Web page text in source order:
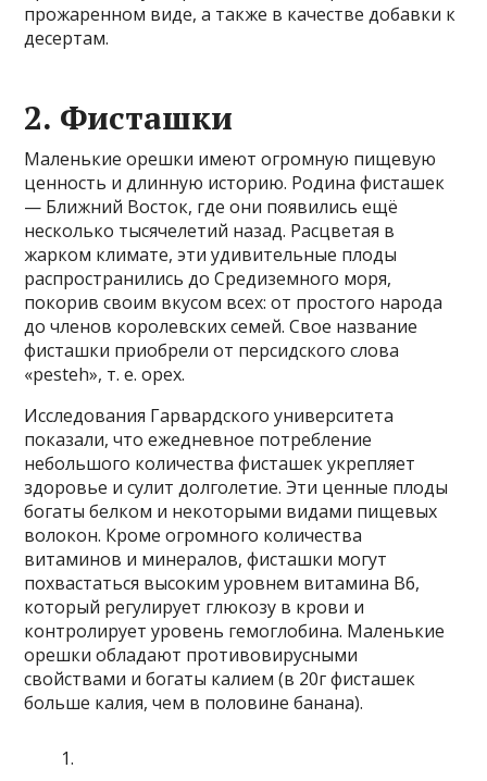
прожаренном виде, а также в качестве добавки к
десертам.
2. Фисташки
Маленькие орешки имеют огромную пищевую
ценность и длинную историю. Родина фисташек
— Ближний Восток, где они появились ещё
несколько тысячелетий назад. Расцветая в
жарком климате, эти удивительные плоды
распространились до Средиземного моря,
покорив своим вкусом всех: от простого народа
до членов королевских семей. Свое название
фисташки приобрели от персидского слова
«pesteh», т. е. орех.
Исследования Гарвардского университета
показали, что ежедневное потребление
небольшого количества фисташек укрепляет
здоровье и сулит долголетие. Эти ценные плоды
богаты белком и некоторыми видами пищевых
волокон. Кроме огромного количества
витаминов и минералов, фисташки могут
похвастаться высоким уровнем витамина В6,
который регулирует глюкозу в крови и
контролирует уровень гемоглобина. Маленькие
орешки обладают противовирусными
свойствами и богаты калием (в 20г фисташек
больше калия, чем в половине банана).